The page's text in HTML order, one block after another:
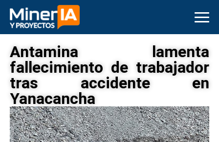
Antamina lamenta
fallecimiento de trabajador
tras accidente en
Yanacancha